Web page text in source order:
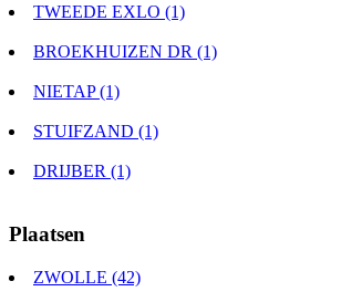
TWEEDE EXLO (1)
BROEKHUIZEN DR (1)
NIETAP (1)
STUIFZAND (1)
DRIJBER (1)
Plaatsen
ZWOLLE (42)